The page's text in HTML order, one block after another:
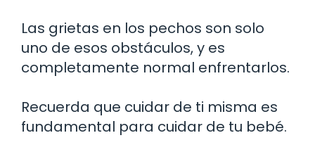
Las grietas en los pechos son solo
uno de esos obstáculos, y es
completamente normal enfrentarlos.
Recuerda que cuidar de ti misma es
fundamental para cuidar de tu bebé.